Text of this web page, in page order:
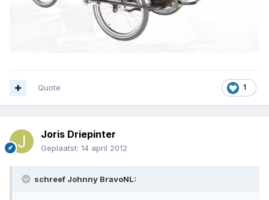
1
Quote
Joris Driepinter
Geplaatst: 14 april 2012
schreef Johnny BravoNL: